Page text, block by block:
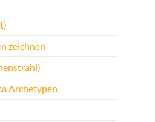
zeichnen
Archetypen